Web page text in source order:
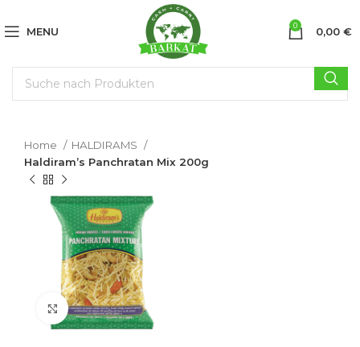
MENU 0 0,00 €
Home
HALDIRAMS
Haldiram’s Panchratan Mix 200g
Click to enlarge